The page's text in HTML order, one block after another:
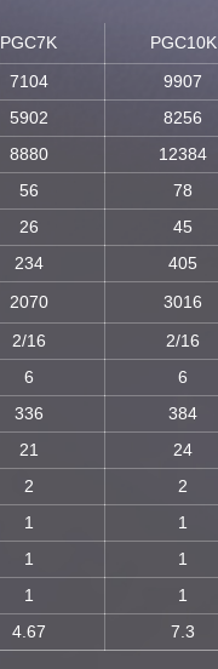
PGC7K PGC10K
7104
9907
5902
8256
8880 12384
56
78
26
45
234
405
2070
3016
2/16 2/16
6
6
336
384
21 24
2
2
1
1
1
1
1
1
4.67
7.3